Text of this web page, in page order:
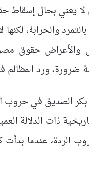
لا يعني بحال إسقاط
بالتمرد والحرابة،
والأعراض حقوق
ضرورة، ورد المظالم
بكر الصديق في حروب
ذات الدلالة
الردة، عندما